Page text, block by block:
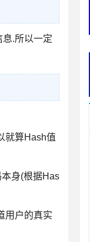
.所以一定
就算Hash值
身(根据Has
用户的真实